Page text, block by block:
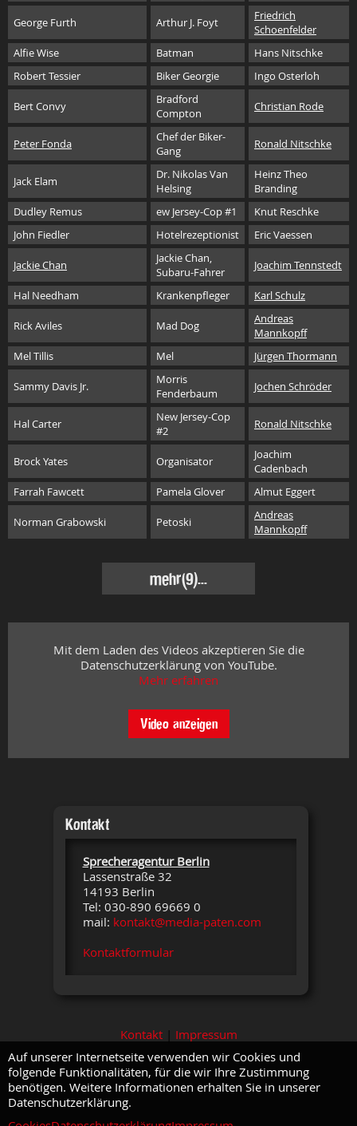
George Furth Arthur J. Foyt
Friedrich
Schoenfelder
Alfie Wise
Batman
Hans Nitschke
Robert Tessier
Biker Georgie Ingo Osterloh
Bert Convy
Bradford
Compton
Christian Rode
Peter Fonda
Chef der Biker-
Gang
Ronald Nitschke
Jack Elam
Dr. Nikolas Van
Helsing
Heinz Theo
Branding
Dudley Remus
ew Jersey-Cop #1
Knut Reschke
John Fiedler
Hotelrezeptionist Eric Vaessen
Jackie Chan
Jackie Chan,
Subaru-Fahrer
Joachim Tennstedt
Hal Needham Krankenpfleger Karl Schulz
Rick Aviles Mad Dog
Andreas
Mannkopff
Mel Tillis
Mel Jürgen Thormann
Sammy Davis Jr.
Morris
Fenderbaum
Jochen Schröder
Hal Carter
New Jersey-Cop
#2
Ronald Nitschke
Brock Yates Organisator
Joachim
Cadenbach
Farrah Fawcett
Pamela Glover Almut Eggert
Norman Grabowski Petoski
Andreas
Mannkopff
mehr(9)...
Mit dem Laden des Videos akzeptieren Sie die
Datenschutzerklärung von YouTube.
Mehr erfahren
Video anzeigen
Kontakt
Sprecheragentur Berlin
Lassenstraße 32
14193 Berlin
Tel: 030-890 69669 0
mail: kontakt@media-paten.com
Kontaktformular
Kontakt| Impressum
Auf unserer Internetseite verwenden wir Cookies und
folgende Funktionalitäten, für die wir Ihre Zustimmung
benötigen. Weitere Informationen erhalten Sie in unserer
Datenschutzerklärung.